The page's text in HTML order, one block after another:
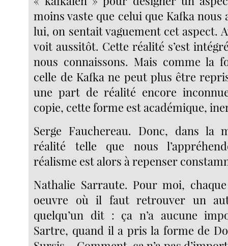
moins vaste que celui que Kafka nous
lui, on sentait vaguement cet aspect.
voit aussitôt. Cette réalité s’est
nous connaissons. Mais comme la
celle de Kafka ne peut plus être
une part de réalité encore
copie, cette forme est académique,
Serge Fauchereau. Donc, dans la
réalité telle que nous
réalisme est alors à repenser
Nathalie Sarraute. Pour moi,
oeuvre où il faut retrouver un
quelqu’un dit : ça n’a aucune
Sartre, quand il a pris la forme de